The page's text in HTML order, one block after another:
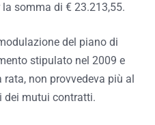
la somma di € 23.213,55.
del piano di
stipulato nel 2009 e
non provvedeva più al
dei mutui contratti.